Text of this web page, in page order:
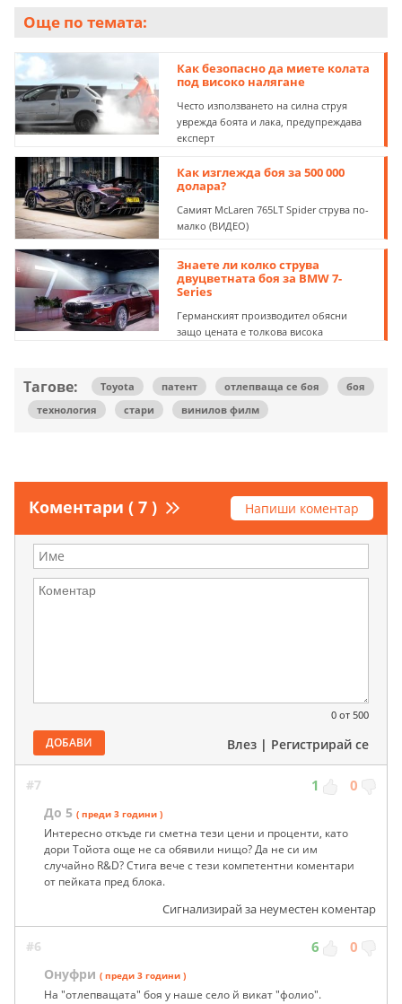
Още по темата:
Как безопасно да миете колата
под високо налягане
Често използването на силна струя
уврежда боята и лака, предупреждава
експерт
Как изглежда боя за 500 000
долара?
Самият McLaren 765LT Spider струва по-
малко (ВИДЕО)
Знаете ли колко струва
двуцветната боя за BMW 7-
Series
Германският производител обясни
защо цената е толкова висока
Тагове: Toyota патент отлепваща се боя
боя
технология
стари винилов филм
Коментари ( 7 ) Напиши коментар
0 от 500
ДОБАВИ Влез | Регистрирай се
#7 1 0
До 5 ( преди 3 години )
Интересно откъде ги сметна тези цени и проценти, като
дори Тойота още не са обявили нищо? Да не си им
случайно R&D? Стига вече с тези компетентни коментари
от пейката пред блока.
Сигнализирай за неуместен коментар
#6 6 0
Онуфри ( преди 3 години )
На "отлепващата" боя у наше село й викат "фолио".